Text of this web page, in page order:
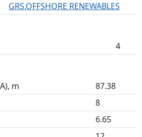
GRS.OFFSHORE RENEWABLES
4
m
87.38
8
6.65